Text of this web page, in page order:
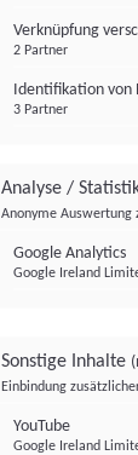
Verknüpfung
2 Partner
Identifikation von
3 Partner
Analyse /
Anonyme Auswertung
Google Analytics
Google Ireland
Sonstige Inhalte
Einbindung
YouTube
Google Ireland